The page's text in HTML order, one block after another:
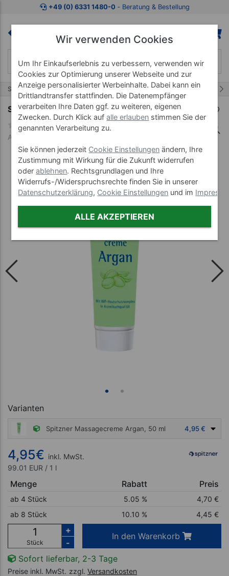
Zum Kaufbereich springen Zur Produktbeschreibung
+49 (0) 6331 1480-0 ‐ Beratung & Bestellung
Start Therapiebedarf Präparate 402/457
Spitzner Massagecreme Argan, 50 ml
Art-Nr. 36202
Varianten
Spitzner Massagecreme Argan, 50 ml 4,95 €
4,95€ inkl. MwSt.
99.01 EUR / 1 l
Menge Rabatt Preis
ab 4 Stück 5.05 % 4,70€
ab 8 Stück
10.10 % 4,45€
Stück
+
-
In den Warenkorb
Sofort lieferbar, 2-3 Tage
Preise inkl. MwSt. zzgl. Versandkosten
Wir verwenden Cookies
Um Ihr Einkaufserlebnis zu verbessern, verwenden wir
Cookies zur Optimierung unserer Webseite und zur
Anzeige personalisierter Werbeinhalte. Dabei kann ein
Drittlandtransfer stattfinden. Die Datenempfänger
verarbeiten Ihre Daten ggf. zu weiteren, eigenen
Zwecken. Durch Klick aufalle erlauben stimmen Sie der
genannten Verarbeitung zu.
Sie können jederzeit Cookie Einstellungen ändern, Ihre
Zustimmung mit Wirkung für die Zukunft widerrufen
oderablehnen. Rechtsgrundlagen und Ihre
Widerrufs-/Widerspruchsrechte finden Sie in unserer
Datenschutzerklärung, Cookie Einstellungen und im
ALLE AKZEPTIEREN